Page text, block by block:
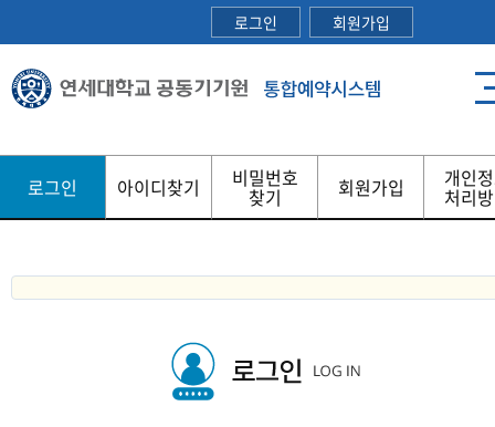
로그인 회원가입
로그인 아이디찾기 비밀번호
찾기 회원가입 개인
처리